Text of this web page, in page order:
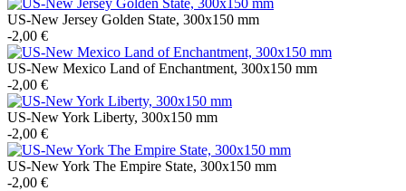
US-New Jersey Golden State, 300x150 mm
-2,00 €
US-New Mexico Land of Enchantment, 300x150 mm
-2,00 €
US-New York Liberty, 300x150 mm
-2,00 €
US-New York The Empire State, 300x150 mm
-2,00 €